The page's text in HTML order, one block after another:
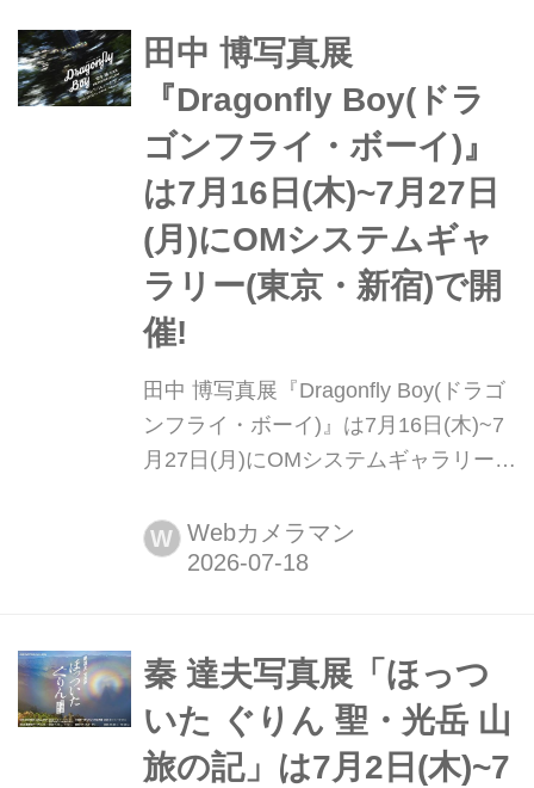
田中 博写真展
『Dragonfly Boy(ドラ
ゴンフライ・ボーイ)』
は7月16日(木)~7月27日
(月)にOMシステムギャ
ラリー(東京・新宿)で開
催!
田中 博写真展『Dragonfly Boy(ドラゴ
ンフライ・ボーイ)』は7月16日(木)~7
月27日(月)にOMシステムギャラリー
イベントにいらっしゃっては記念写真
を撮り、その様子をご自身のHPにアッ
博さんの写真展『Dragonfly Boy(ドラ
ゴンフライ・ボーイ)』が7月16日
(木)~7月27日(月)にOMシステムギャ...
W Webカメラマン
秦 達夫写真展「ほっつ
いた ぐりん 聖・光岳 山
旅の記」は7月2日(木)~7